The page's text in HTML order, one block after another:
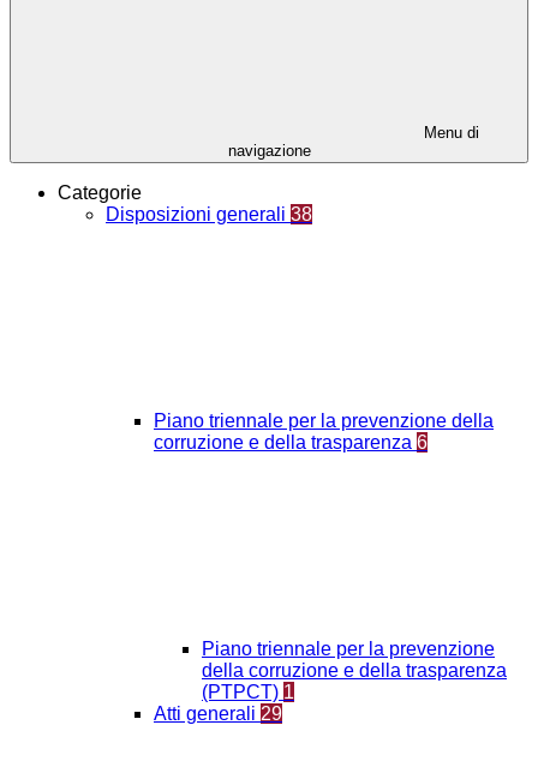
Menu di
navigazione
Categorie
Disposizioni generali 38
Piano triennale per la prevenzione della
corruzione e della trasparenza 6
Piano triennale per la prevenzione
della corruzione e della trasparenza
(PTPCT) 1
Atti generali 29